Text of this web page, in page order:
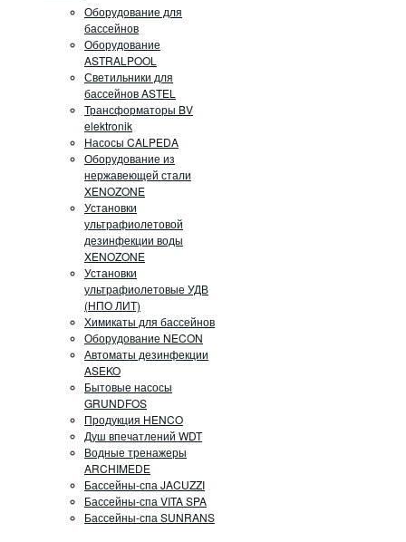
Оборудование для
бассейнов
Оборудование
ASTRALPOOL
Светильники для
бассейнов ASTEL
Трансформаторы BV
elektronik
Насосы CALPEDA
Оборудование из
нержавеющей стали
XENOZONE
Установки
ультрафиолетовой
дезинфекции воды
XENOZONE
Установки
ультрафиолетовые УДВ
(НПО ЛИТ)
Химикаты для бассейнов
Оборудование NECON
Автоматы дезинфекции
ASEKO
Бытовые насосы
GRUNDFOS
Продукция HENCO
Душ впечатлений WDT
Водные тренажеры
ARCHIMEDE
Бассейны-спа JACUZZI
Бассейны-спа VITA SPA
Бассейны-спа SUNRANS